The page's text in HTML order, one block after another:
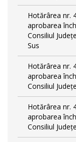
Hotărârea nr.
aprobarea
Consiliul
Sus
Hotărârea nr.
aprobarea
Consiliul
Hotărârea nr.
aprobarea
Consiliul